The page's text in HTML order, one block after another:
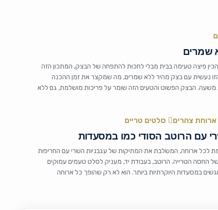
שמרים
פיצה טעימה בבית מבלי לחכות להתפחה של הבצק, המתכון הזה
נעשית עם בצק מהיר ללא שמרים, מה שמקצר את זמן ההכנה
משעה. הבצק הפשוט והטעים הזה שומר על פריכות מושלמת, גם ללא
ארוחת צהרים סלטים טריים
עם הרוטב הסודי כמו במסעדות
לכל ארוחה, המשלבת את המתיקות של עגבניות השרי עם החריפות
החסה הטרייה. הרוטב, בעבודת יד, מעניק לסלט טעמים עמוקים
במסעדות היוקרתיות ביותר. הוא לא רק שהופך כל ארוחה